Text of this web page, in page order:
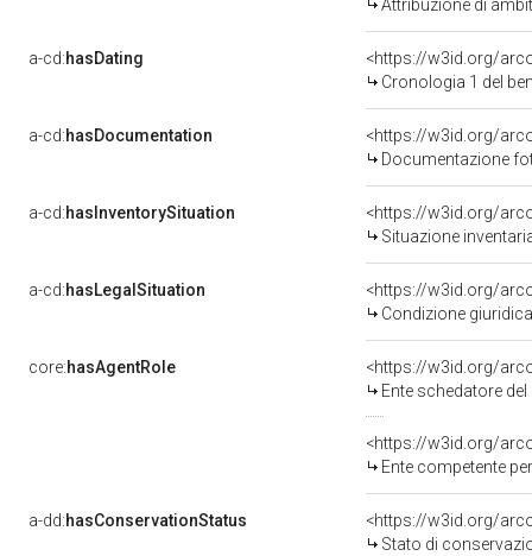
Attribuzione di
a-cd:hasDating
<https://w3id.org/
Cronologia 1 del
a-cd:hasDocumentation
Documentazione
a-cd:hasInventorySituation
<https://w3id.org/
Situazione
a-cd:hasLegalSituation
Condizione
core:hasAgentRole
<https://w3id.org/
Ente schedatore
<https://w3id.org/
Ente competente per tutela del
a-dd:hasConservationStatus
<https://w3id.org/
Stato di